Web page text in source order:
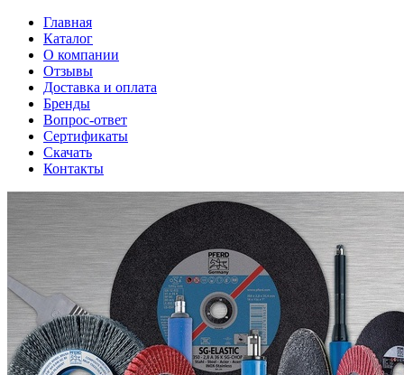
Главная
Каталог
О компании
Отзывы
Доставка и оплата
Бренды
Вопрос-ответ
Сертификаты
Скачать
Контакты